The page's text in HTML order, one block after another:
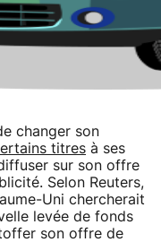
changer son
titres à ses
sur son offre
Selon Reuters,
Uni chercherait
levée de fonds
son offre de